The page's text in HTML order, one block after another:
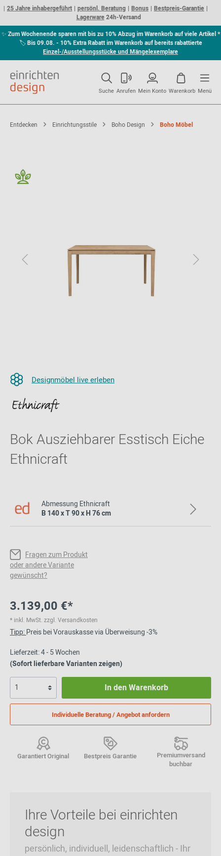
25 Jahre inhabergeführt persönl. Beratung Bonus
Bestpreis-Garantie
Lagerware24h-Versand
✨ Zum Wochenende sparen mit bis zu 10% Abzug im Warenkorb auf viele Artikel *
🏷Bis 09.08. - 10% Extra Rabatt im Warenkorb auf bereits rabattierte
Einzel-/Ausstellungsstücke und Mängelexemplare
Suche Anrufen Mein Konto Warenkorb Menü
Entdecken Einrichtungsstile Boho Design Boho Möbel
Designmöbel live erleben
Bok Ausziehbarer Esstisch Eiche
Ethnicraft
Abmessung Ethnicraft
B 140 x T 90 x H 76 cm
Fragen zum Produkt
oder andere Variante
gewünscht?
3.139,00 €*
* inkl. MwSt. zzgl. Versandkosten
Tipp:Preis bei Vorauskasse via Überweisung -3%
Lieferzeit: 4 - 5 Wochen
(Sofort lieferbare Varianten zeigen)
In den Warenkorb
Individuelle Beratung / Angebot anfordern
Garantiert Original Bestpreis Garantie
Premiumversand
buchbar
Ihre Vorteile bei einrichten
design
persönlich, individuell, leidenschaftlich - Ihr